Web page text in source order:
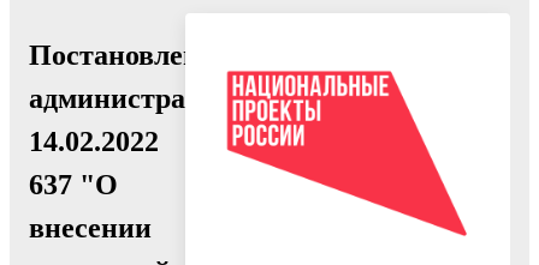
Постановление
администрации
14.02.2022
637 "О
внесении